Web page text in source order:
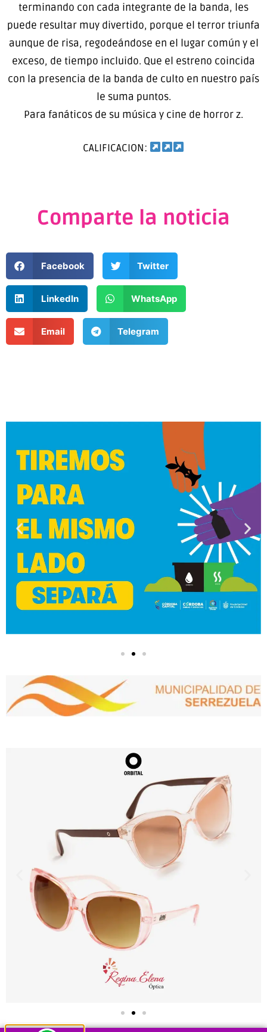
terminando con cada integrante de la banda, les
puede resultar muy divertido, porque el terror triunfa
aunque de risa, regodeándose en el lugar común y el
exceso, de tiempo incluido. Que el estreno coincida
con la presencia de la banda de culto en nuestro país
le suma puntos.
Para fanáticos de su música y cine de horror z.
CALIFICACION:
Comparte la noticia
Facebook Twitter
LinkedIn WhatsApp
Email Telegram